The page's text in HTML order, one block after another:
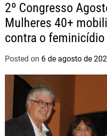
2º Congresso
Mulheres 40+
contra o feminicídio
Posted on 6 de agosto de